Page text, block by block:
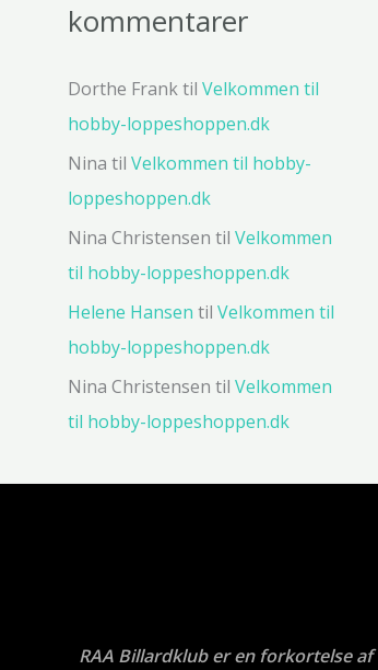
kommentarer
Dorthe Franktil Velkommen til
hobby-loppeshoppen.dk
Nina til Velkommen til hobby-
loppeshoppen.dk
Nina Christensen til Velkommen
til hobby-loppeshoppen.dk
Helene Hansen til Velkommen til
hobby-loppeshoppen.dk
Nina Christensen til Velkommen
til hobby-loppeshoppen.dk
RAA Billardklub er en forkortelse af